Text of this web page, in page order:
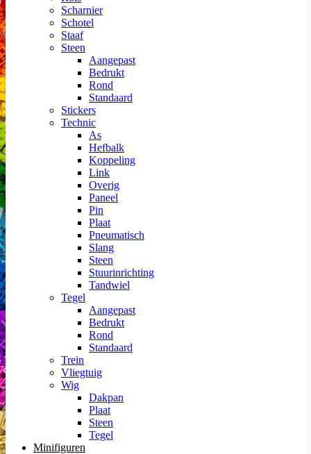
Scharnier
Schotel
Staaf
Steen
Aangepast
Bedrukt
Rond
Standaard
Stickers
Technic
As
Hefbalk
Koppeling
Link
Overig
Paneel
Pin
Plaat
Pneumatisch
Slang
Steen
Stuurinrichting
Tandwiel
Tegel
Aangepast
Bedrukt
Rond
Standaard
Trein
Vliegtuig
Wig
Dakpan
Plaat
Steen
Tegel
Minifiguren